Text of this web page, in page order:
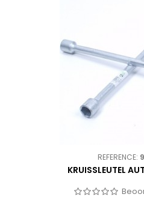
REFERENCE:
KRUISSLEUTEL